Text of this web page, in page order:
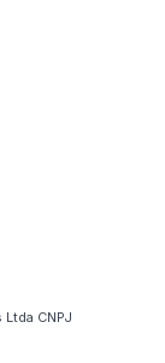
CNPJ